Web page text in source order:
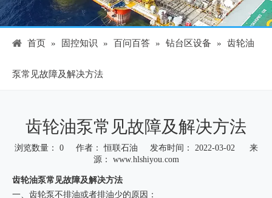
首页 » 固控知识 » 百问百答 » 钻台区设备 » 齿轮油
泵常见故障及解决方法
齿轮油泵常见故障及解决方法
浏览数量： 0作者： 恒联石油 发布时间： 2022-03-02 来
源： www.hlshiyou.com
["wechat","weibo","qzone","douban","email"]
齿轮油泵常见故障及解决方法
一、齿轮泵不排油或者排油少的原因：